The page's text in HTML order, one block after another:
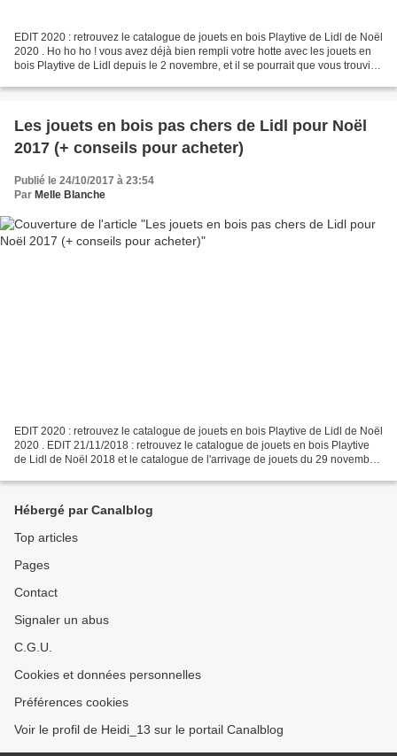
EDIT 2020 : retrouvez le catalogue de jouets en bois Playtive de Lidl de Noël
2020 . Ho ho ho ! vous avez déjà bien rempli votre hotte avec les jouets en
bois Playtive de Lidl depuis le 2 novembre, et il se pourrait que vous trouviez
Les jouets en bois pas chers de Lidl pour Noël
2017 (+ conseils pour acheter)
Publié le 24/10/2017 à 23:54
Par Melle Blanche
EDIT 2020 : retrouvez le catalogue de jouets en bois Playtive de Lidl de Noël
2020 . EDIT 21/11/2018 : retrouvez le catalogue de jouets en bois Playtive
de Lidl de Noël 2018 et le catalogue de l'arrivage de jouets du 29 novembre.
Hébergé par Canalblog
Top articles
Pages
Contact
Signaler un abus
C.G.U.
Cookies et données personnelles
Préférences cookies
Voir le profil de Heidi_13 sur le portail Canalblog